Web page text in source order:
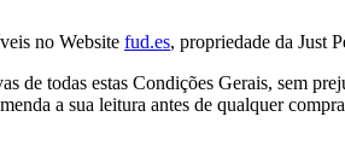
no Website fud.es, propriedade da Just
de todas estas Condições Gerais, sem
a sua leitura antes de qualquer